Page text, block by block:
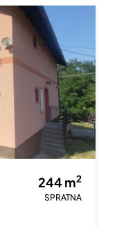
244m2
SPRATNA